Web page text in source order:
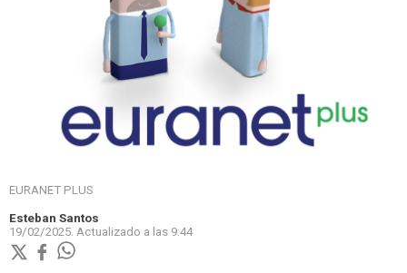
EURANET PLUS
Esteban Santos
19/02/2025. Actualizado a las 9:44